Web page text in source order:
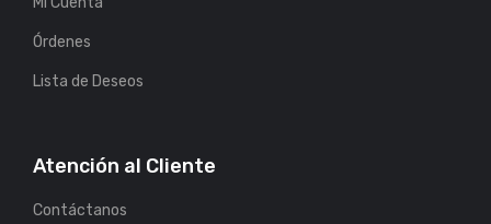
Órdenes
Lista de Deseos
Atención al Cliente
Contáctanos